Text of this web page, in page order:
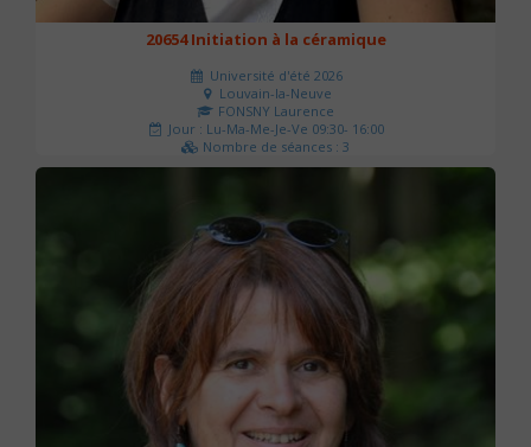
20654 Initiation à la céramique
Université d'été 2026
Louvain-la-Neuve
FONSNY Laurence
Jour : Lu-Ma-Me-Je-Ve 09:30- 16:00
Nombre de séances : 3
190 €